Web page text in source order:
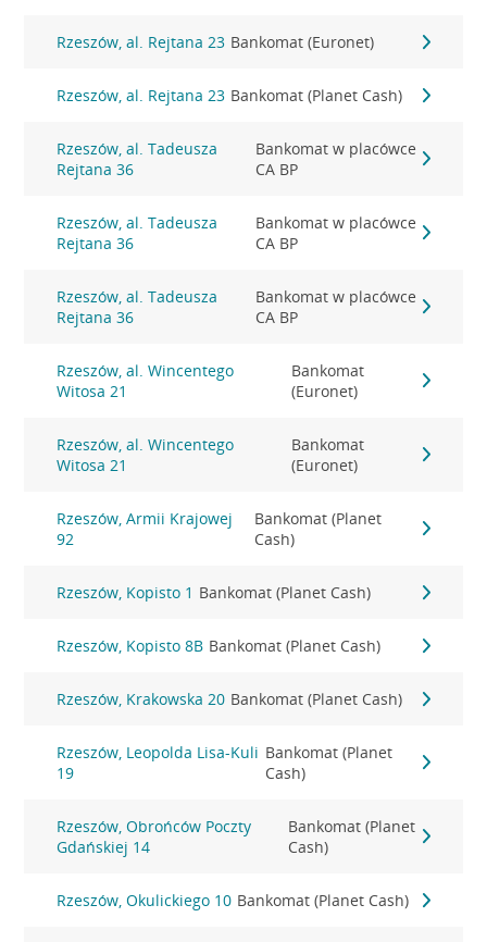
Rzeszów, al. Rejtana 23 Bankomat (Euronet)
Rzeszów, al. Rejtana 23 Bankomat (Planet Cash)
Rzeszów, al. Tadeusza
Rejtana 36
Bankomat w placówce
CA BP
Rzeszów, al. Tadeusza
Rejtana 36
Bankomat w placówce
CA BP
Rzeszów, al. Tadeusza
Rejtana 36
Bankomat w placówce
CA BP
Rzeszów, al. Wincentego
Witosa 21
Bankomat
(Euronet)
Rzeszów, al. Wincentego
Witosa 21
Bankomat
(Euronet)
Rzeszów, Armii Krajowej
92
Bankomat (Planet
Cash)
Rzeszów, Kopisto 1 Bankomat (Planet Cash)
Rzeszów, Kopisto 8B Bankomat (Planet Cash)
Rzeszów, Krakowska 20 Bankomat (Planet Cash)
Rzeszów, Leopolda Lisa-Kuli
19
Bankomat (Planet
Cash)
Rzeszów, Obrońców Poczty
Gdańskiej 14
Bankomat (Planet
Cash)
Rzeszów, Okulickiego 10 Bankomat (Planet Cash)